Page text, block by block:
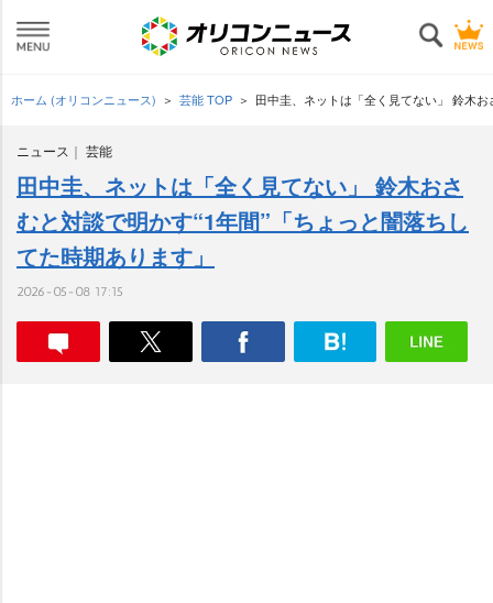
ホーム (オリコンニュース) 芸能 TOP 田中圭、ネットは「全く見てない」 鈴木
ニュース 芸能
田中圭、ネットは「全く見てない」 鈴木おさ
むと対談で明かす“1年間”「ちょっと闇落ちし
てた時期あります」
2026-05-08 17:15